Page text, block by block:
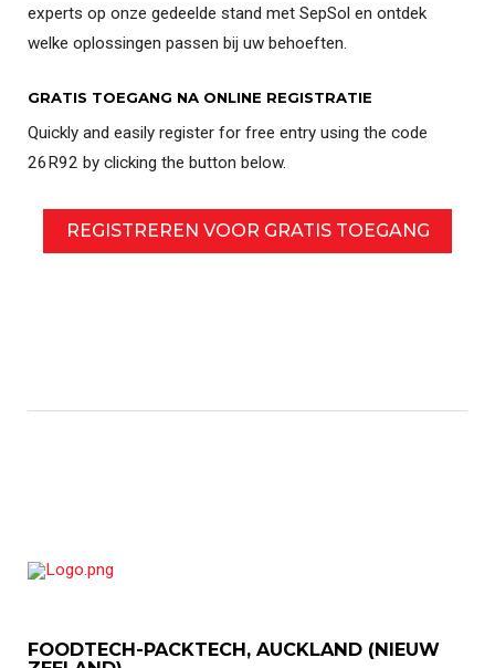
experts op onze gedeelde stand met SepSol en ontdek
welke oplossingen passen bij uw behoeften.
GRATIS TOEGANG NA ONLINE REGISTRATIE
Quickly and easily register for free entry using the code
26R92 by clicking the button below.
REGISTREREN VOOR GRATIS TOEGANG
FOODTECH-PACKTECH, AUCKLAND (NIEUW